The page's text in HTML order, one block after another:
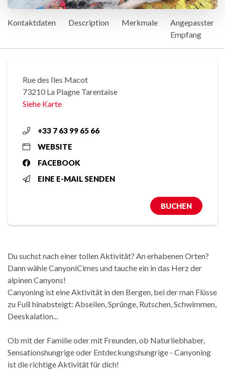
Kontaktdaten Description Merkmale
Angepasster
Empfang
Rue des Iles Macot
73210 La Plagne Tarentaise
Siehe Karte
+33 7 63 99 65 66
WEBSITE
FACEBOOK
EINE E-MAIL SENDEN
BUCHEN
Du suchst nach einer tollen Aktivität? An erhabenen Orten?
Dann wähle CanyoniCimes und tauche ein in das Herz der
alpinen Canyons!
Canyoning ist eine Aktivität in den Bergen, bei der man Flüsse
zu Fuß hinabsteigt: Abseilen, Sprünge, Rutschen, Schwimmen,
Deeskalation...
Ob mit der Familie oder mit Freunden, ob Naturliebhaber,
Sensationshungrige oder Entdeckungshungrige - Canyoning
ist die richtige Aktivität für dich!